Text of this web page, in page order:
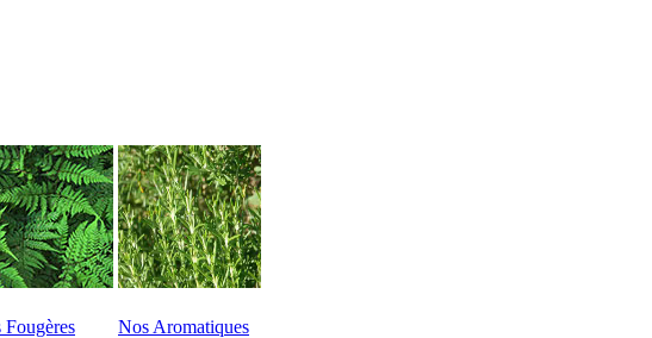
Fougères Nos Aromatiques